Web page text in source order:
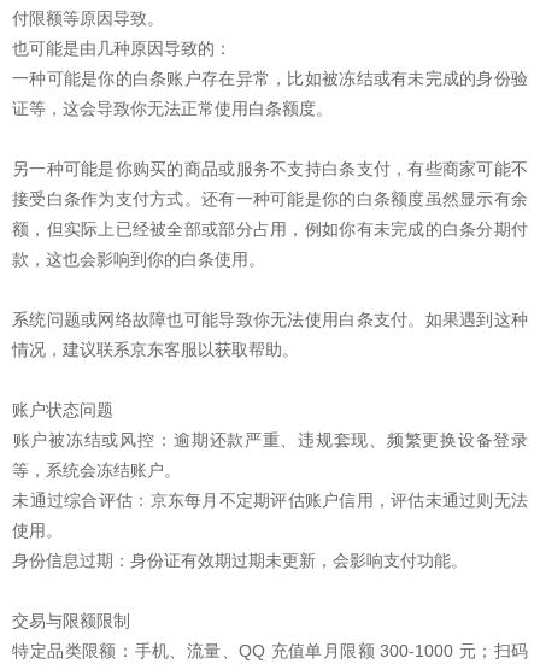
付限额‌等原因导致。‌‌‌
也可能是由几种原因导致的：
一种可能是你的白条账户存在异常，比如被冻结或有未完成的身份验
证等，这会导致你无法正常使用白条额度。
另一种可能是你购买的商品或服务不支持白条支付，有些商家可能不
接受白条作为支付方式。还有一种可能是你的白条额度虽然显示有余
额，但实际上已经被全部或部分占用，例如你有未完成的白条分期付
款，这也会影响到你的白条使用。
系统问题或网络故障也可能导致你无法使用白条支付。如果遇到这种
情况，建议联系京东客服以获取帮助。
账户状态问题
‌账户被冻结或风控‌：逾期还款严重、违规套现、频繁更换设备登录
等，系统会冻结账户。
‌未通过综合评估‌：京东每月不定期评估账户信用，评估未通过则无法
使用。
‌身份信息过期‌：身份证有效期过期未更新，会影响支付功能。‌‌‌
交易与限额限制
‌特定品类限额‌：手机、流量、QQ 充值单月限额 300-1000 元；扫码